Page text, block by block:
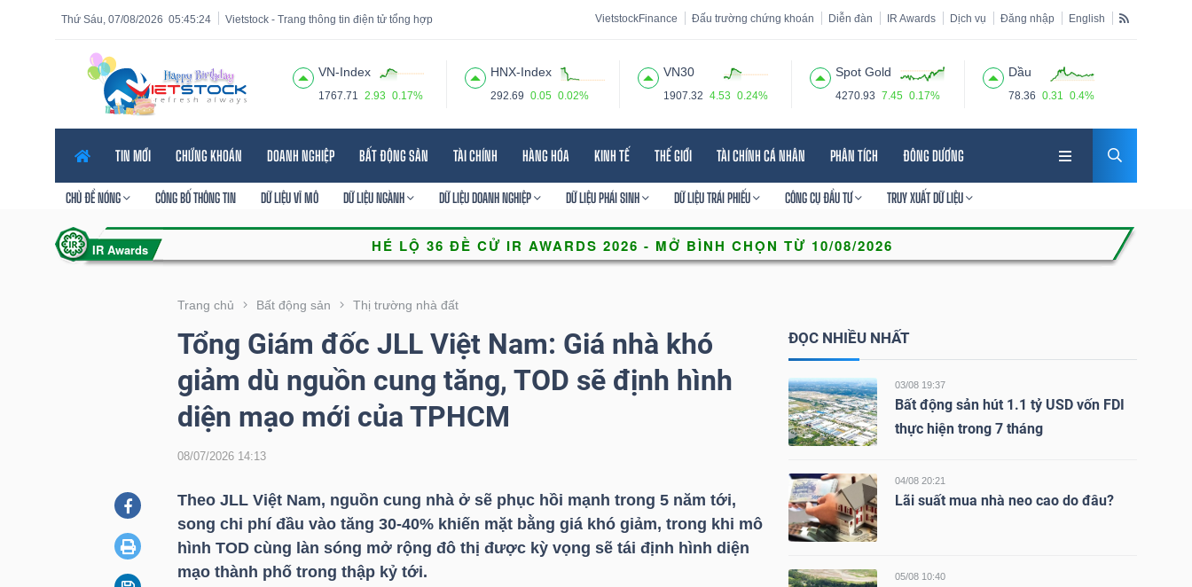
05:45:25
Thứ Sáu, 07/08/2026 Vietstock - Trang thông tin điện tử tổng hợp VietstockFinance Đấu trường chứng khoán Diễn đàn IR Awards Dịch vụ Đăng nhập English
VN-Index
1767.71 2.93 0.17%
HNX-Index
292.69 0.05 0.02%
VN30
1907.32 4.53 0.24%
Spot Gold
4270.93 7.45 0.17%
Dầu
78.36 0.31 0.4%
TIN MỚI CHỨNG KHOÁN DOANH NGHIỆP BẤT ĐỘNG SẢN TÀI CHÍNH HÀNG HÓA KINH TẾ THẾ GIỚI TÀI CHÍNH CÁ NHÂN PHÂN TÍCH ĐÔNG DƯƠNG
CHỦ ĐỀ NÓNG CÔNG BỐ THÔNG TIN DỮ LIỆU VĨ MÔ DỮ LIỆU NGÀNH DỮ LIỆU DOANH NGHIỆP DỮ LIỆU PHÁI SINH DỮ LIỆU TRÁI PHIẾU CÔNG CỤ ĐẦU TƯ TRUY XUẤT DỮ LIỆU
Trang chủ Bất động sản Thị trường nhà đất
Tổng Giám đốc JLL Việt Nam: Giá nhà khó
giảm dù nguồn cung tăng, TOD sẽ định hình
diện mạo mới của TPHCM
08/07/2026 14:13
Theo JLL Việt Nam, nguồn cung nhà ở sẽ phục hồi mạnh trong 5 năm tới,
song chi phí đầu vào tăng 30-40% khiến mặt bằng giá khó giảm, trong khi mô
hình TOD cùng làn sóng mở rộng đô thị được kỳ vọng sẽ tái định hình diện
mạo thành phố trong thập kỷ tới.
ĐỌC NHIỀU NHẤT
03/08 19:37
Bất động sản hút 1.1 tỷ USD vốn FDI
thực hiện trong 7 tháng
04/08 20:21
Lãi suất mua nhà neo cao do đâu?
05/08 10:40
Tính năng
năng
VIETSTOCK